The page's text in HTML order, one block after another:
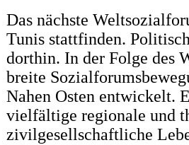
Das nächste
Tunis stattfinden.
dorthin. In der Folge des
breite
Nahen Osten entwickelt.
vielfältige regionale und
zivilgesellschaftliche